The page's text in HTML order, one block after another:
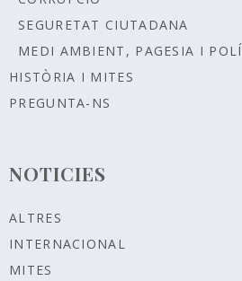
SEGURETAT CIUTADANA
MEDI AMBIENT, PAGESIA I
HISTÒRIA I MITES
PREGUNTA-NS
NOTICIES
ALTRES
INTERNACIONAL
MITES